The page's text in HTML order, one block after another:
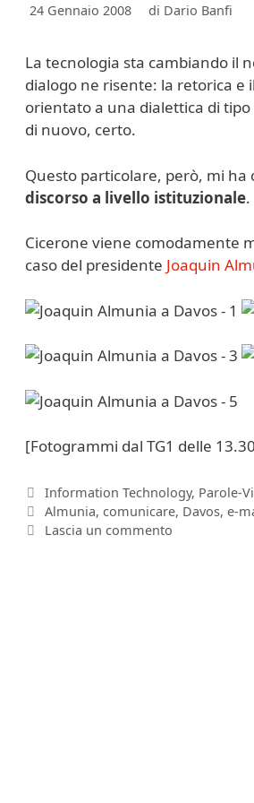
24 Gennaio 2008 di Dario Banfi
La tecnologia sta cambiando il
dialogo ne risente: la retorica e
orientato a una dialettica di
di nuovo, certo.
Questo particolare, però, mi ha
discorso a livello istituzionale.
Cicerone viene comodamente
caso del presidente Joaquin
[Fotogrammi dal TG1 delle
Categorie
Information Technology, Parole-
Tag
Almunia, comunicare, Davos, e-
Lascia un commento